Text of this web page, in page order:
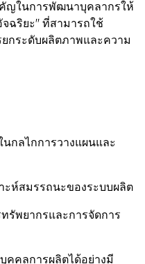
ในการพัฒนาบุคลากรให้
ฉริยะ" ที่สามารถใช้
กระดับผลิตภาพและความ
กลไกการวางแผนและ
ห์สมรรถนะของระบบผลิต
พยากรและการจัดการ
คลการผลิตได้อย่างมี